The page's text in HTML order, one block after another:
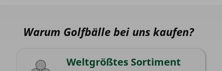
Warum Golfbälle bei uns kaufen?
Weltgrößtes Sortiment